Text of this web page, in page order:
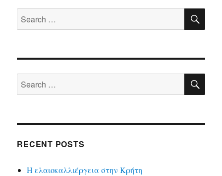
Search
for:
Search
for:
RECENT POSTS
Η ελαιοκαλλιέργεια στην Κρήτη